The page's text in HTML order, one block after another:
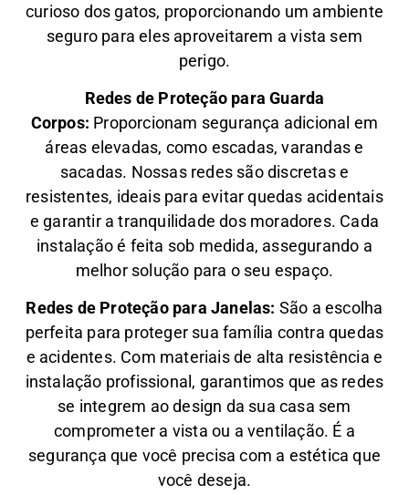
curioso dos gatos, proporcionando um ambiente
seguro para eles aproveitarem a vista sem
perigo.
Redes de Proteção para Guarda
Corpos: Proporcionam segurança adicional em
áreas elevadas, como escadas, varandas e
sacadas. Nossas redes são discretas e
resistentes, ideais para evitar quedas acidentais
e garantir a tranquilidade dos moradores. Cada
instalação é feita sob medida, assegurando a
melhor solução para o seu espaço.
Redes de Proteção para Janelas: São a escolha
perfeita para proteger sua família contra quedas
e acidentes. Com materiais de alta resistência e
instalação profissional, garantimos que as redes
se integrem ao design da sua casa sem
comprometer a vista ou a ventilação. É a
segurança que você precisa com a estética que
você deseja.